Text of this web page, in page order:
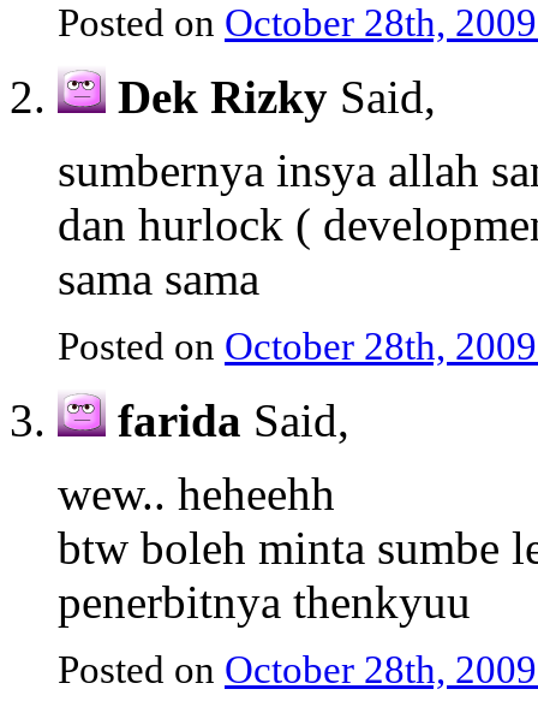
Posted on October 28th,
Dek Rizky Said,
sumbernya insya allah
dan hurlock (
sama sama
Posted on October 28th,
farida Said,
wew.. heheehh
btw boleh minta sumbe
penerbitnya thenkyuu
Posted on October 28th,